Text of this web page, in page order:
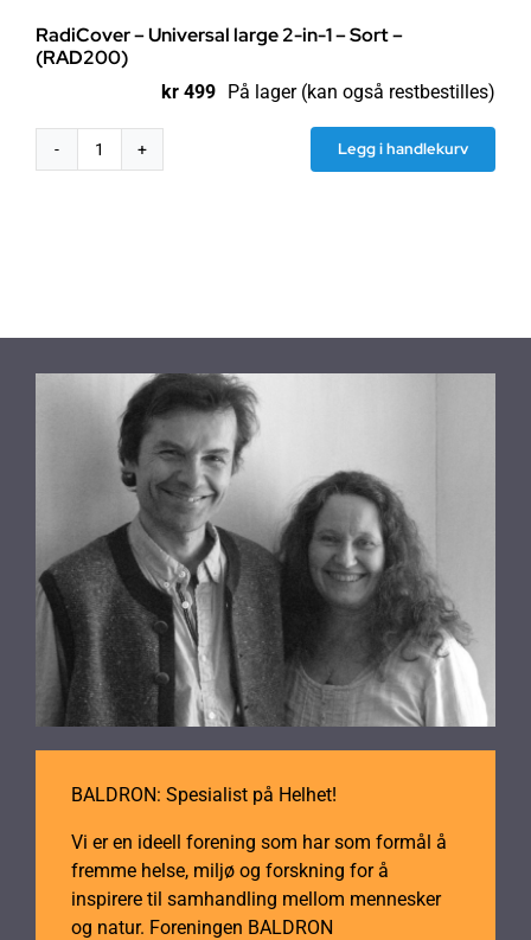
RadiCover – Universal large 2-in-1 – Sort –
(RAD200)
kr 499 På lager (kan også restbestilles)
RadiCover
Sort
(RAD200)
antall
Legg i handlekurv
BALDRON: Spesialist på Helhet!
Vi er en ideell forening som har som formål å
fremme helse, miljø og forskning for å
inspirere til samhandling mellom mennesker
og natur. Foreningen BALDRON